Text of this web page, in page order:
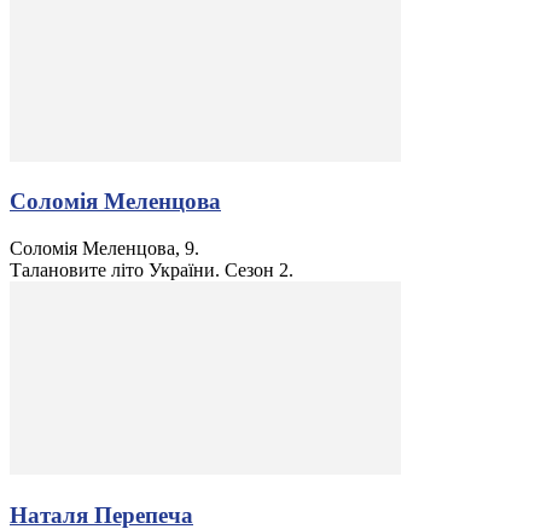
Соломія Меленцова
Соломія Меленцова, 9.
Талановите літо України. Сезон 2.
Наталя Перепеча